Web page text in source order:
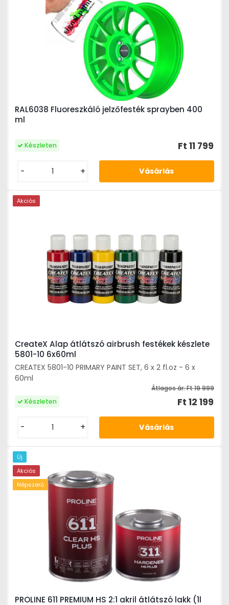
RAL6038 Fluoreszkáló jelzőfesték sprayben 400
ml
Ft 11 799
Készleten
- +
CreateX Alap átlátszó airbrush festékek készlete
5801-10 6x60ml
CREATEX 5801-10 PRIMARY PAINT SET, 6 x 2 fl.oz - 6 x
60ml
Átlagos ár:Ft 19 999
Ft 12 199
Készleten
- +
Akciós
PROLINE 611 PREMIUM HS 2:1 akril átlátszó lakk (1l
Új
Akciós
Népszerű